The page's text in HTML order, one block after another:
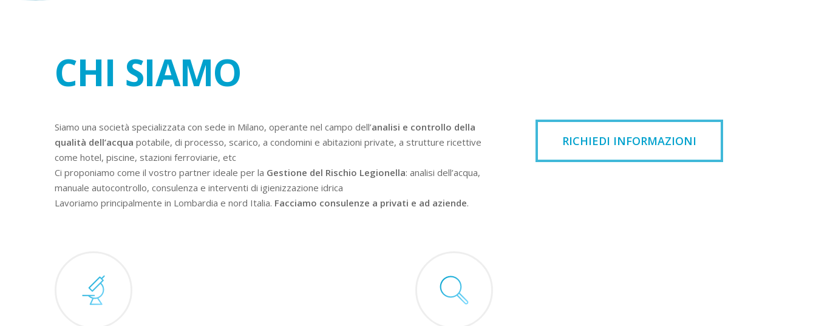
CHI SIAMO
Siamo una società specializzata con sede in Milano, operante nel campo dell’analisi e controllo della
qualità dell’acquapotabile, di processo, scarico, a condomini e abitazioni private, a strutture ricettive
come hotel, piscine, stazioni ferroviarie, etc
Ci proponiamo come il vostro partner ideale per la Gestione del Rischio Legionella: analisi dell’acqua,
manuale autocontrollo, consulenza e interventi di igienizzazione idrica
Lavoriamo principalmente in Lombardia e nord Italia. Facciamo consulenze a privati e ad aziende.
RICHIEDI INFORMAZIONI